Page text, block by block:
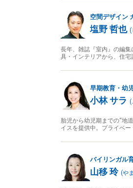
空間デザイン
塩野 哲也 (
長年、雑誌『室内』の編
具・インテリアから、住
早期教育・幼
小林 サラ (
胎児から幼児期までの“地
イスを提供中。プライベ
バイリンガル
山移 玲 (や